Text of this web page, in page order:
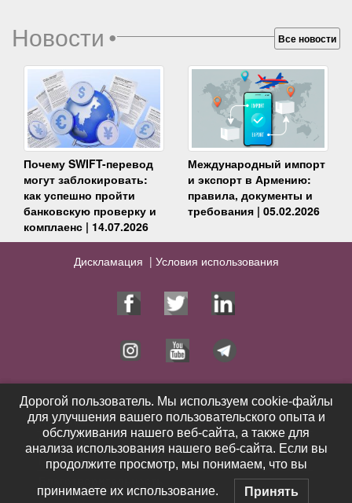
Новости• Все новости
Почему SWIFT-перевод
могут заблокировать:
как успешно пройти
банковскую проверку и
комплаенс | 14.07.2026
Международный импорт
и экспорт в Армению:
правила, документы и
требования | 05.02.2026
Дискламация | Условия использования
Юрист
Услуги
Публикации
Видео
Контакты
Выигранные дела
Новости
Отзывы
Дорогой пользователь. Мы используем cookie-файлы
для улучшения вашего пользовательского опыта и
обслуживания нашего веб-сайта, а также для
анализа использования нашего веб-сайта. Если вы
продолжите просмотр, мы понимаем, что вы
принимаете их использование. Принять
Дорогой пользователь. Мы используем cookie-файлы
для улучшения вашего пользовательского опыта и
обслуживания нашего веб-сайта, а также для
анализа использования нашего веб-сайта. Если вы
продолжите просмотр, мы понимаем, что вы
принимаете их использование. Принять